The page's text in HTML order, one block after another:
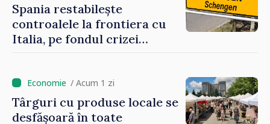
Spania restabilește
controalele la frontiera cu
Italia, pe fondul crizei
/ Acum 1 zi
Târguri cu produse locale se
desfășoară în toate